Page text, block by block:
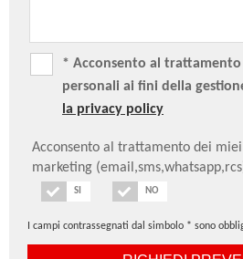
* Acconsento al
personali ai fini della
la privacy policy
Acconsento al trattamento dei
marketing
SI NO
I campi contrassegnati dal simbolo * sono